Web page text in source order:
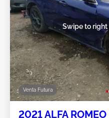
Venta Futura
Swipe to right
2021 ALFA